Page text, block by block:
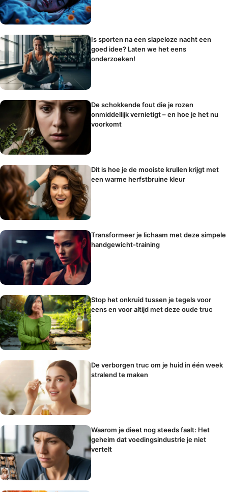
Is sporten na een slapeloze nacht een
goed idee? Laten we het eens
onderzoeken!
De schokkende fout die je rozen
onmiddellijk vernietigt – en hoe je het nu
voorkomt
Dit is hoe je de mooiste krullen krijgt met
een warme herfstbruine kleur
Transformeer je lichaam met deze simpele
handgewicht-training
Stop het onkruid tussen je tegels voor
eens en voor altijd met deze oude truc
De verborgen truc om je huid in één week
stralend te maken
Waarom je dieet nog steeds faalt: Het
geheim dat voedingsindustrie je niet
vertelt